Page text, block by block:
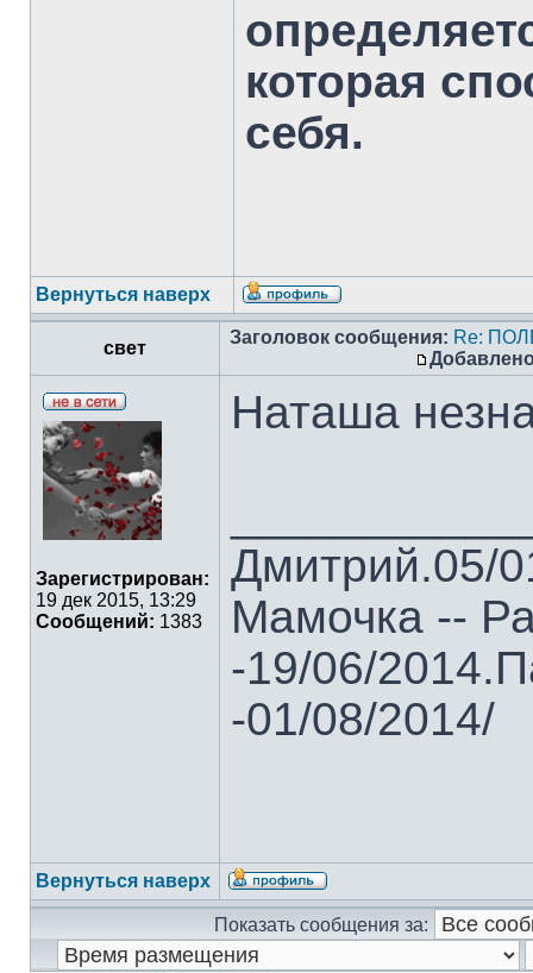
которая
себя.
Вернуться наверх
свет
Заголовок сообщения: Re:
Зарегистрирован:
19 дек 2015, 13:29
Сообщений: 1383
Наташа
Дмитрий.05/
Мамочка --
-19/06/
-01/08/2014/
Вернуться наверх
Показать сообщения за: